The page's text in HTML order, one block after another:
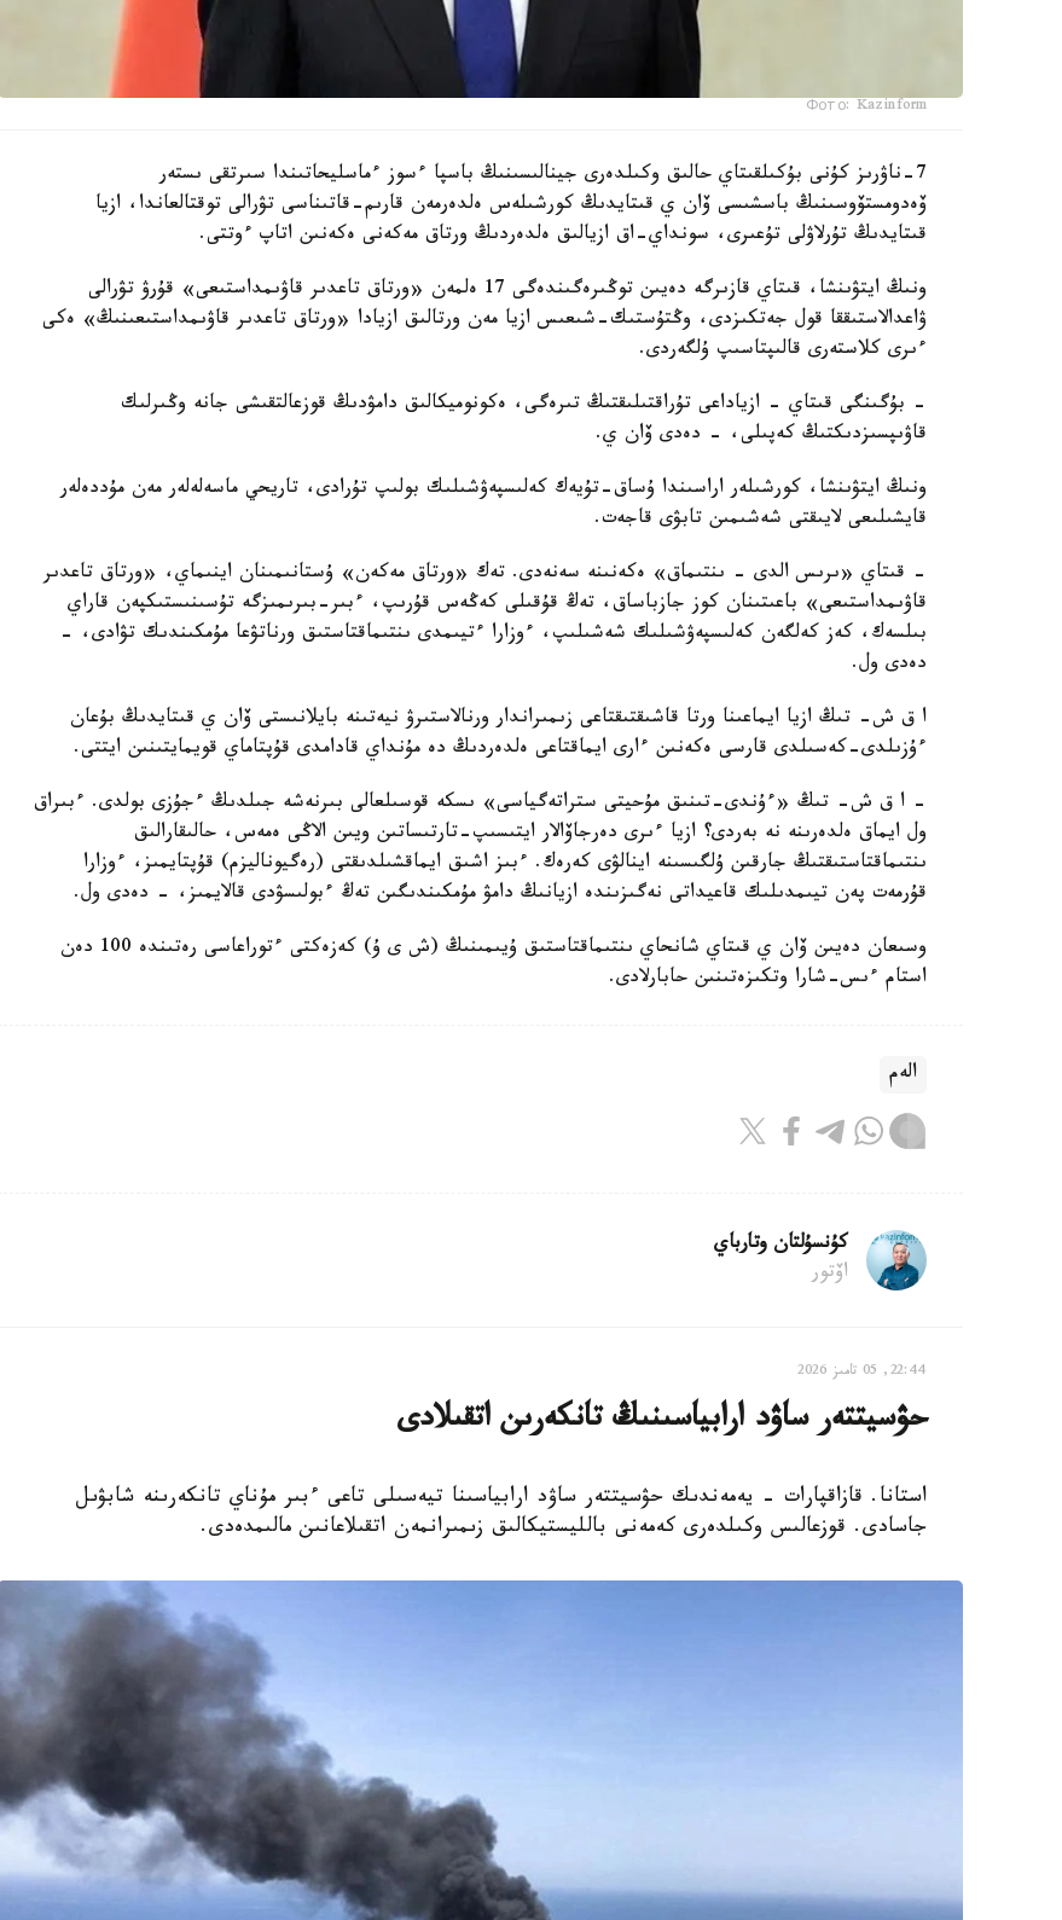
Фото: Kazinform
7-ناۋرىز كۇنى بۇكىلقىتاي حالىق وكىلدەرى جينالىسىنىڭ باسپا ءسوز ءماسليحاتىندا سىرتقى ىستەر
ۆەدومستۆوسىنىڭ باسشىسى ۆان ي قىتايدىڭ كورشىلەس ەلدەرمەن قارىم-قاتىناسى تۋرالى توقتالعاندا، ازيا
قىتايدىڭ تۇرلاۋلى تۇعىرى، سونداي-اق ازيالىق ەلدەردىڭ ورتاق مەكەنى ەكەنىن اتاپ ءوتتى.
ونىڭ ايتۋىنشا، قىتاي قازىرگە دەيىن توڭىرەگىندەگى 17 ەلمەن «ورتاق تاعدىر قاۋىمداستىعى» قۇرۋ تۋرالى
ۋاعدالاستىققا قول جەتكىزدى، وڭتۇستىك-شىعىس ازيا مەن ورتالىق ازيادا «ورتاق تاعدىر قاۋىمداستىعىنىڭ» ەكى
ءىرى كلاستەرى قالىپتاسىپ ۇلگەردى.
- بۇگىنگى قىتاي - ازياداعى تۇراقتىلىقتىڭ تىرەگى، ەكونوميكالىق دامۋدىڭ قوزعالتقىشى جانە وڭىرلىك
قاۋىپسىزدىكتىڭ كەپىلى، - دەدى ۆان ي.
ونىڭ ايتۋىنشا، كورشىلەر اراسىندا ۇساق-تۇيەك كەلىسپەۋشىلىك بولىپ تۇرادى، تاريحي ماسەلەلەر مەن مۇددەلەر
قايشىلىعى لايىقتى شەشىمىن تابۋى قاجەت.
- قىتاي «ىرىس الدى - ىنتىماق» ەكەنىنە سەنەدى. تەك «ورتاق مەكەن» ۇستانىمىنان اينىماي، «ورتاق تاعدىر
قاۋىمداستىعى» باعىتىنان كوز جازباساق، تەڭ قۇقىلى كەڭەس قۇرىپ، ءبىر-بىرىمىزگە تۇسىنىستىكپەن قاراي
بىلسەك، كەز كەلگەن كەلىسپەۋشىلىك شەشىلىپ، ءوزارا ءتيىمدى ىنتىماقتاستىق ورناتۋعا مۇمكىندىك تۋادى، -
دەدى ول.
ا ق ش- تىڭ ازيا ايماعىنا ورتا قاشىقتىقتاعى زىمىراندار ورنالاستىرۋ نيەتىنە بايلانىستى ۆان ي قىتايدىڭ بۇعان
ءۇزىلدى-كەسىلدى قارسى ەكەنىن ءارى ايماقتاعى ەلدەردىڭ دە مۇنداي قادامدى قۇپتاماي قويمايتىنىن ايتتى.
- ا ق ش- تىڭ «ءۇندى-تىنىق مۇحيتى ستراتەگياسى» ىسكە قوسىلعالى بىرنەشە جىلدىڭ ءجۇزى بولدى. ءبىراق
ول ايماق ەلدەرىنە نە بەردى؟ ازيا ءىرى دەرجاۆالار ايتىسىپ-تارتىساتىن ويىن الاڭى ەمەس، حالىقارالىق
ىنتىماقتاستىقتىڭ جارقىن ۇلگىسىنە اينالۋى كەرەك. ءبىز اشىق ايماقشىلدىقتى (رەگيوناليزم) قۇپتايمىز، ءوزارا
قۇرمەت پەن تيىمدىلىك قاعيداتى نەگىزىندە ازيانىڭ دامۋ مۇمكىندىگىن تەڭ ءبولىسۋدى قالايمىز، - دەدى ول.
وسىعان دەيىن ۆان ي قىتاي شانحاي ىنتىماقتاستىق ۇيىمىنىڭ (ش ى ۇ) كەزەكتى ءتوراعاسى رەتىندە 100 دەن
استام ءىس-شارا وتكىزەتىنىن حابارلادى.
الەم
كۇنسۇلتان وتارباي
اۆتور
22:44, 05 تامىز 2026
حۋسيتتەر ساۋد ارابياسىنىڭ تانكەرىن اتقىلادى
استانا. قازاقپارات - يەمەندىك حۋسيتتەر ساۋد ارابياسىنا تيەسىلى تاعى ءبىر مۇناي تانكەرىنە شابۋىل
جاسادى. قوزعالىس وكىلدەرى كەمەنى بالليستيكالىق زىمىرانمەن اتقىلاعانىن مالىمدەدى.